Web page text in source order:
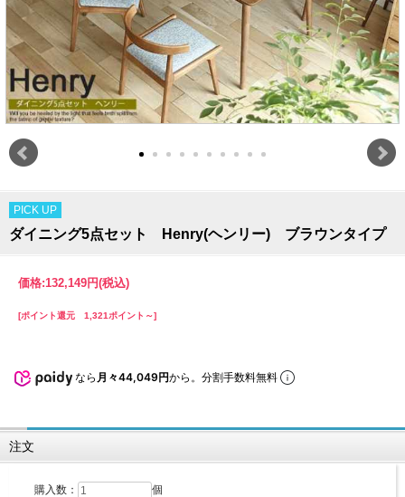
PICK UP
ダイニング5点セット Henry(ヘンリー) ブラウンタイプ
価格:132,149円(税込)
[ポイント還元 1,321ポイント～]
なら 月々44,049円から。分割手数料無料
注文
購入数： 個